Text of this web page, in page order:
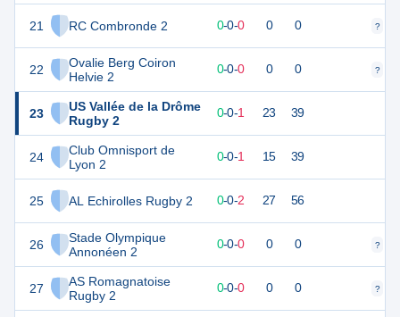
21 RC Combronde 2
22
Ovalie Berg Coiron
Helvie 2
23
US Vallée de la Drôme
Rugby 2
24
Club Omnisport de
Lyon 2
25 AL Echirolles Rugby 2
26
Stade Olympique
Annonéen 2
27
AS Romagnatoise
Rugby 2
0 0-0-0 0 0 ?
0 0-0-0 0 0 ?
0 1 0-0-1 23 39
0 0-0-1 15 39
0 2 0-0-2 27 56
0 0-0-0 0 0 ?
0 0-0-0 0 0 ?